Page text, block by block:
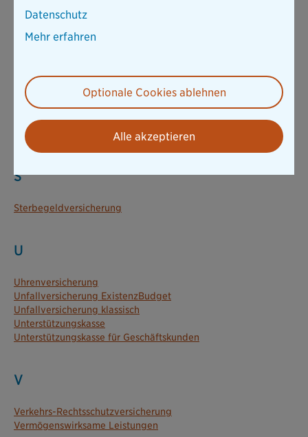
Rechtsschutzversicherung
Reisekrankenversicherung
Reiserücktrittsversicherung
Riester-Rente
Risikolebensversicherung
S
Sterbegeldversicherung
U
Uhrenversicherung
Unfallversicherung ExistenzBudget
Unfallversicherung klassisch
Unterstützungskasse
Unterstützungskasse für Geschäftskunden
V
Verkehrs-Rechtsschutz­versicherung
Vermögenswirksame Leistungen
Datenschutz
Mehr erfahren
Optionale Cookies ablehnen
Alle akzeptieren